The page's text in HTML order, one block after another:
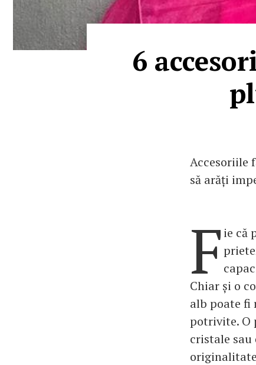
6
Accesoriile
să arăți
F ie că
Chiar și o
alb poate fi
potrivite. O
cristale sau